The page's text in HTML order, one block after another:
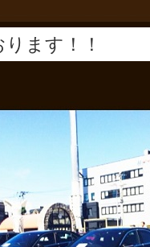
ます！！